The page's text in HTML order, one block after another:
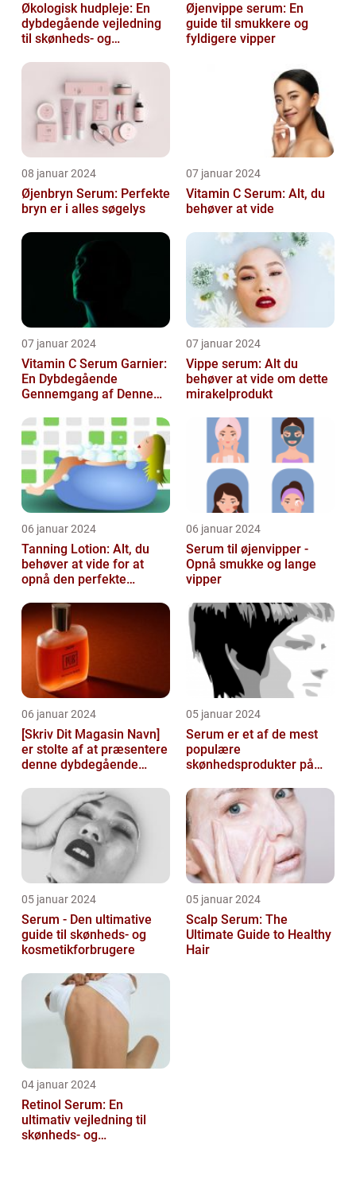
Økologisk hudpleje: En
dybdegående vejledning
til skønheds- og
Øjenvippe serum: En
guide til smukkere og
fyldigere vipper
08 januar 2024
Øjenbryn Serum: Perfekte
bryn er i alles søgelys
07 januar 2024
Vitamin C Serum: Alt, du
behøver at vide
07 januar 2024
Vitamin C Serum Garnier:
En Dybdegående
Gennemgang af Denne
Kosmetikfavorit
07 januar 2024
Vippe serum: Alt du
behøver at vide om dette
mirakelprodukt
06 januar 2024
Tanning Lotion: Alt, du
behøver at vide for at
opnå den perfekte
06 januar 2024
Serum til øjenvipper -
Opnå smukke og lange
vipper
06 januar 2024
[Skriv Dit Magasin Navn]
er stolte af at præsentere
denne dybdegående
05 januar 2024
Serum er et af de mest
populære
skønhedsprodukter på
ansigt er en vigtig de...
05 januar 2024
Serum - Den ultimative
guide til skønheds- og
kosmetikforbrugere
05 januar 2024
Scalp Serum: The
Ultimate Guide to Healthy
Hair
04 januar 2024
Retinol Serum: En
ultimativ vejledning til
skønheds- og